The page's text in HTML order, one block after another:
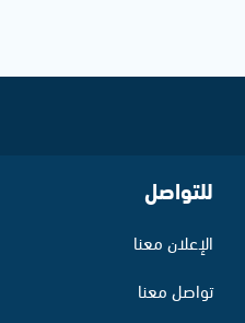
للتواصل
الإعلان معنا
تواصل معنا